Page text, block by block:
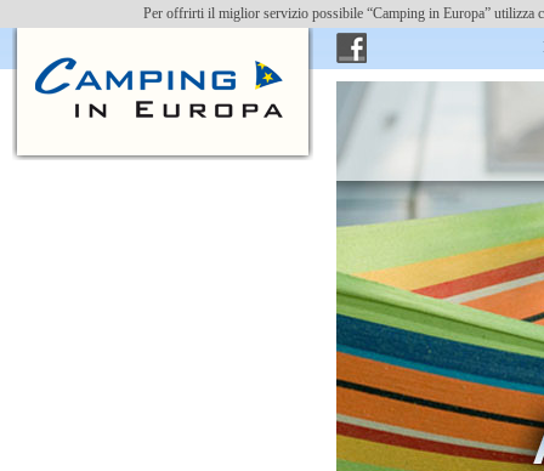
Per offrirti il miglior servizio possibile “Camping in Europa”